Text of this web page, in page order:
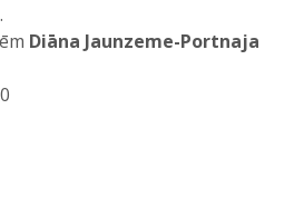
Diāna Jaunzeme-Portnaja